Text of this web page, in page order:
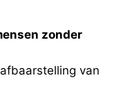
zonder
van